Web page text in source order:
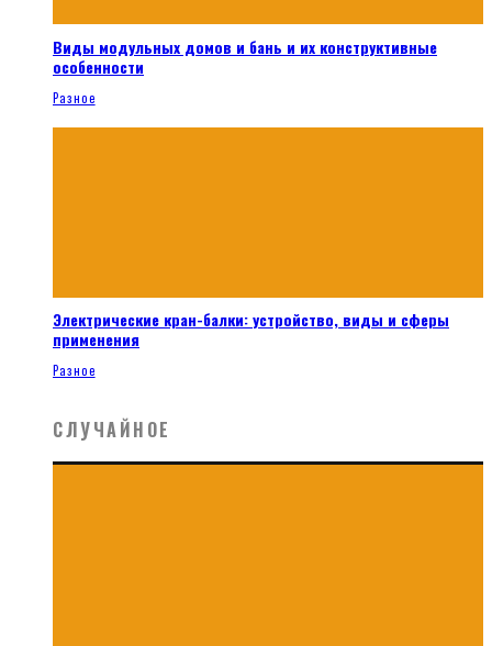
Виды модульных домов и бань и их конструктивные
особенности
Разное
Электрические кран-балки: устройство, виды и сферы
применения
Разное
СЛУЧАЙНОЕ